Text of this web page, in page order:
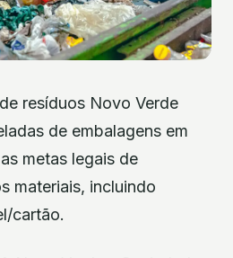
resíduos Novo Verde
de embalagens em
metas legais de
materiais, incluindo
cartão.